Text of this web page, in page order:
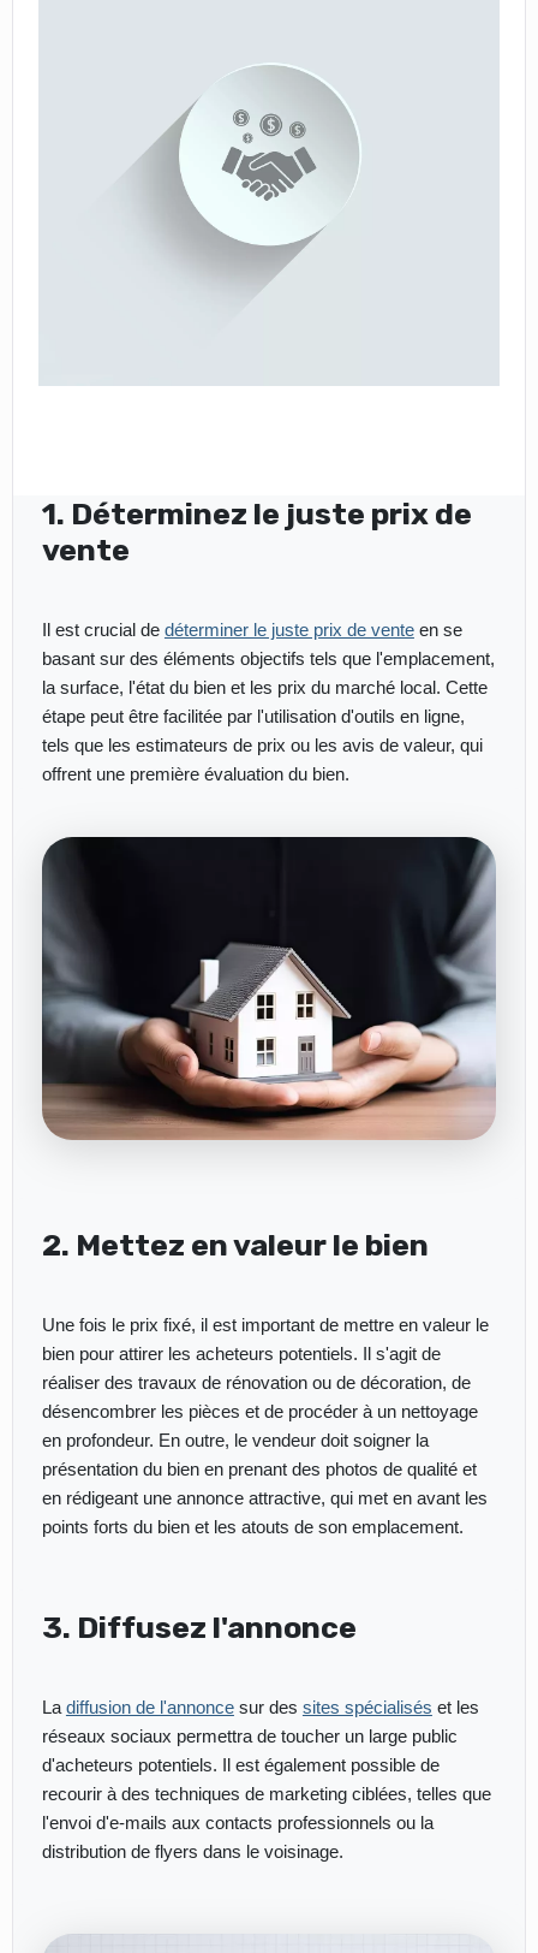
1. Déterminez le juste prix de
vente
Il est crucial de déterminer le juste prix de venteen se
basant sur des éléments objectifs tels que l'emplacement,
la surface, l'état du bien et les prix du marché local. Cette
étape peut être facilitée par l'utilisation d'outils en ligne,
tels que les estimateurs de prix ou les avis de valeur, qui
offrent une première évaluation du bien.
2. Mettez en valeur le bien
Une fois le prix fixé, il est important de mettre en valeur le
bien pour attirer les acheteurs potentiels. Il s'agit de
réaliser des travaux de rénovation ou de décoration, de
désencombrer les pièces et de procéder à un nettoyage
en profondeur. En outre, le vendeur doit soigner la
présentation du bien en prenant des photos de qualité et
en rédigeant une annonce attractive, qui met en avant les
points forts du bien et les atouts de son emplacement.
3. Diffusez l'annonce
La diffusion de l'annoncesur des sites spécialisés et les
réseaux sociaux permettra de toucher un large public
d'acheteurs potentiels. Il est également possible de
recourir à des techniques de marketing ciblées, telles que
l'envoi d'e-mails aux contacts professionnels ou la
distribution de flyers dans le voisinage.